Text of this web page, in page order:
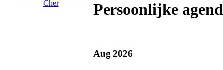
Persoonlijke
Aug 2026